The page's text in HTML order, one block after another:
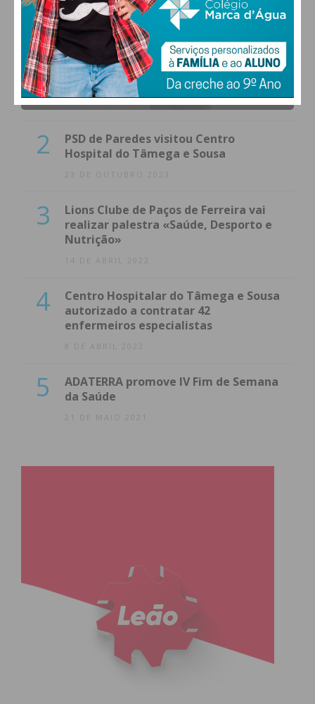
1
(VÍDEO) Carlos Alberto Silva vê
Unidade Local de Saúde como uma
oportunidade
23 DE NOVEMBRO 2023
2
PSD de Paredes visitou Centro
Hospital do Tâmega e Sousa
23 DE OUTUBRO 2023
3
Lions Clube de Paços de Ferreira vai
realizar palestra «Saúde, Desporto e
Nutrição»
14 DE ABRIL 2022
4
Centro Hospitalar do Tâmega e Sousa
autorizado a contratar 42
enfermeiros especialistas
8 DE ABRIL 2022
5
ADATERRA promove IV Fim de Semana
da Saúde
21 DE MAIO 2021